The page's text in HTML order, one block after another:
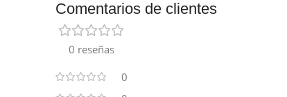
Comentarios de clientes
0 reseñas
0